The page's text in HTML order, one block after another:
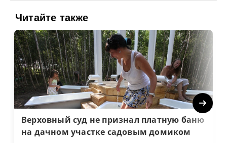
Читайте также
Верховный суд не признал платную баню
на дачном участке садовым домиком
Next